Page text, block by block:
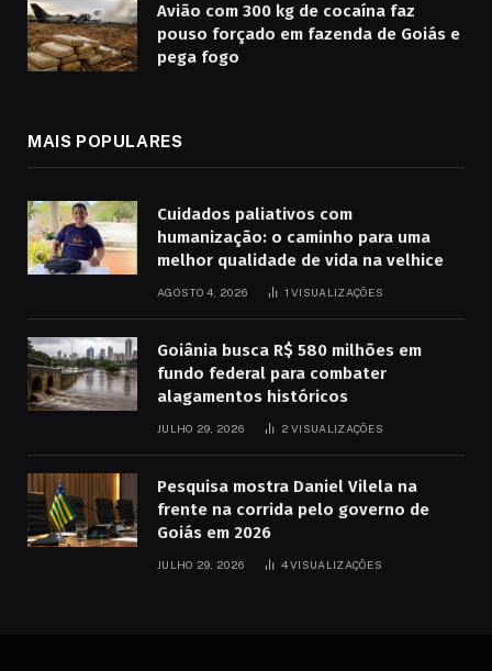
Avião com 300 kg de cocaína faz
pouso forçado em fazenda de Goiás e
pega fogo
MAIS POPULARES
Cuidados paliativos com
humanização: o caminho para uma
melhor qualidade de vida na velhice
AGOSTO 4, 2026 1VISUALIZAÇÕES
Goiânia busca R$ 580 milhões em
fundo federal para combater
alagamentos históricos
JULHO 29, 2026 2VISUALIZAÇÕES
Pesquisa mostra Daniel Vilela na
frente na corrida pelo governo de
Goiás em 2026
JULHO 29, 2026 4VISUALIZAÇÕES